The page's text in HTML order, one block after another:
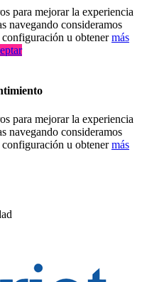
para mejorar la experiencia
navegando consideramos
configuración u obtenermás
para mejorar la experiencia
navegando consideramos
configuración u obtenermás